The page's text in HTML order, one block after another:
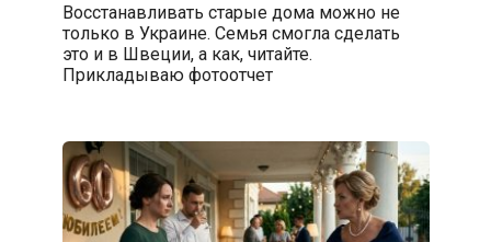
Восстанавливать старые дома можно не
только в Украине. Семья смогла сделать
это и в Швеции, а как, читайте.
Прикладываю фотоотчет